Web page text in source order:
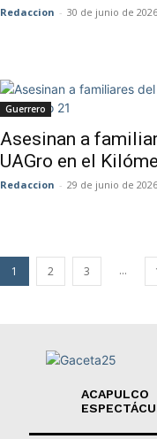
Redaccion - 30 de junio de 2026
Guerrero
Asesinan a
UAGro en el
Redaccion - 29 de junio de 2026
1 2 3 ...
ACAPULCO